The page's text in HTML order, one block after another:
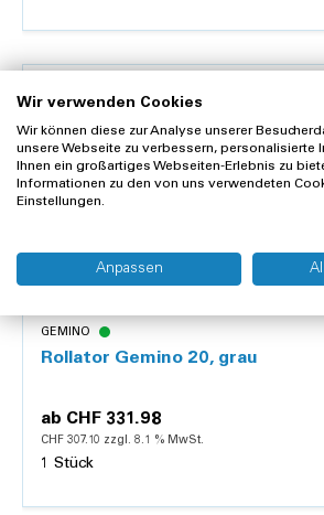
GEMINO
Rollator Gemino 20, grau
ab CHF 331.98
CHF 307.10 zzgl. 8.1 % MwSt.
1 Stück
Wir verwenden Cookies
Wir können diese zur Analyse unserer
unsere Webseite zu verbessern, personalisierte
Ihnen ein großartiges Webseiten-Erlebnis zu
Informationen zu den von uns verwendeten
Einstellungen.
Anpassen